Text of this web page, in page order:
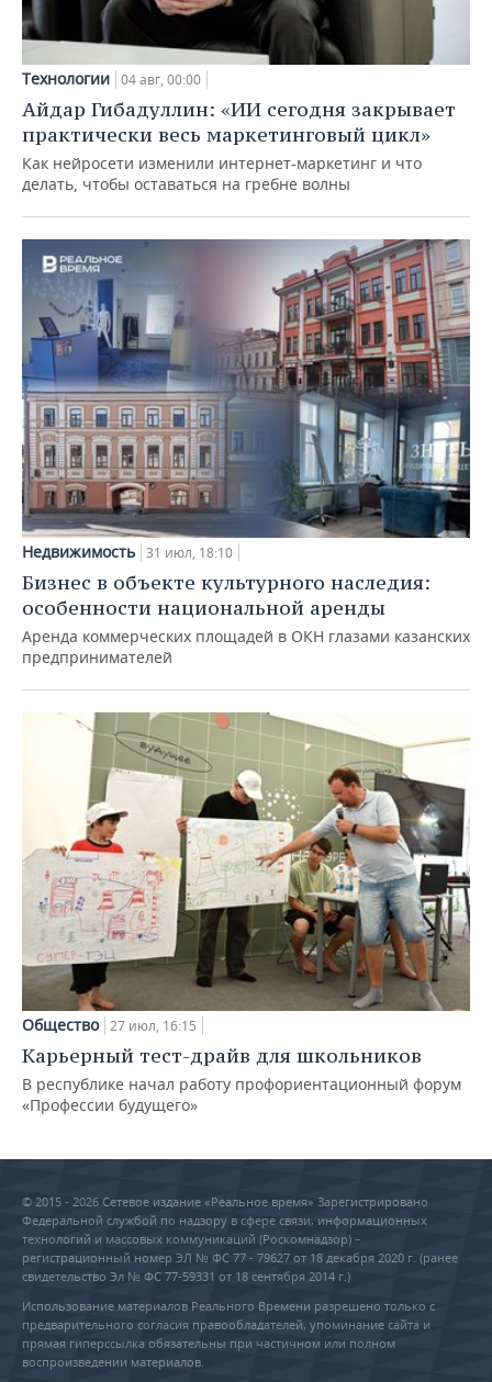
Технологии 04 авг, 00:00
Айдар Гибадуллин: «ИИ сегодня закрывает
практически весь маркетинговый цикл»
Как нейросети изменили интернет-маркетинг и что
делать, чтобы оставаться на гребне волны
Недвижимость 31 июл, 18:10
Бизнес в объекте культурного наследия:
особенности национальной аренды
Аренда коммерческих площадей в ОКН глазами казанских
предпринимателей
Общество 27 июл, 16:15
Карьерный тест-драйв для школьников
В республике начал работу профориентационный форум
«Профессии будущего»
© 2015 - 2026 Сетевое издание «Реальное время» Зарегистрировано
Федеральной службой по надзору в сфере связи, информационных
технологий и массовых коммуникаций (Роскомнадзор) –
регистрационный номер ЭЛ № ФС 77 - 79627 от 18 декабря 2020 г. (ранее
свидетельство Эл № ФС 77-59331 от 18 сентября 2014 г.)
Использование материалов Реального Времени разрешено только с
предварительного согласия правообладателей, упоминание сайта и
прямая гиперссылка обязательны при частичном или полном
воспроизведении материалов.